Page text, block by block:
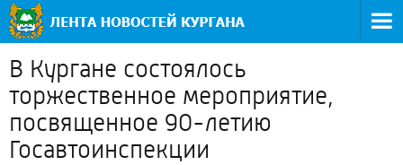
В Кургане состоялось
торжественное мероприятие,
посвященное 90-летию
Госавтоинспекции